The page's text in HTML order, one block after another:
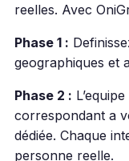
reelles. Avec
Phase 1 :
geographiques et
Phase 2 :
correspondant a
dédiée. Chaque
personne reelle.